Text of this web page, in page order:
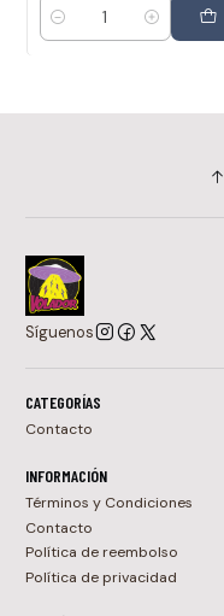
Cantidad
Síguenos
CATEGORÍAS
Contacto
INFORMACIÓN
Términos y Condiciones
Contacto
Política de reembolso
Política de privacidad